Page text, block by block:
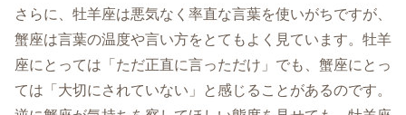
さらに、牡羊座は悪気なく率直な言葉を使いがちですが、
蟹座は言葉の温度や言い方をとてもよく見ています。牡羊
座にとっては「ただ正直に言っただけ」でも、蟹座にとっ
ては「大切にされていない」と感じることがあるのです。